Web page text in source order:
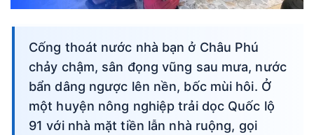
Cống thoát nước nhà bạn ở Châu Phú
chảy chậm, sân đọng vũng sau mưa, nước
bẩn dâng ngược lên nền, bốc mùi hôi. Ở
một huyện nông nghiệp trải dọc Quốc lộ
91 với nhà mặt tiền lẫn nhà ruộng, gọi